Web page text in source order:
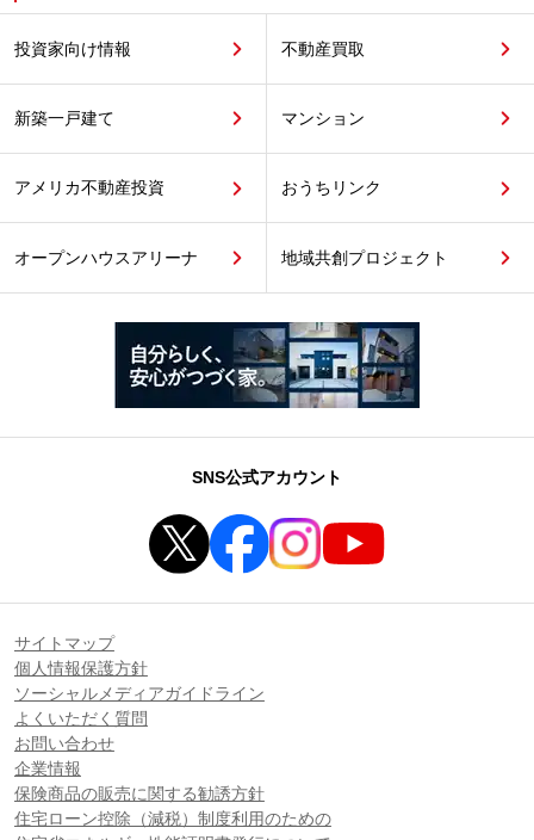
投資家向け情報 不動産買取
新築一戸建て マンション
アメリカ不動産投資 おうちリンク
オープンハウスアリーナ 地域共創プロジェクト
SNS公式アカウント
サイトマップ
個人情報保護方針
ソーシャルメディアガイドライン
よくいただく質問
お問い合わせ
企業情報
保険商品の販売に関する勧誘方針
住宅ローン控除（減税）制度利用のための